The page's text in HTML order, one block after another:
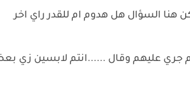
هنا السؤال هل هدوم ام للقدر راي اخر
جري عليهم وقال ......انتم لابسين زي